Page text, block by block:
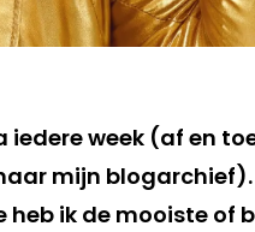
week (af en
mijn
ik de mooiste of